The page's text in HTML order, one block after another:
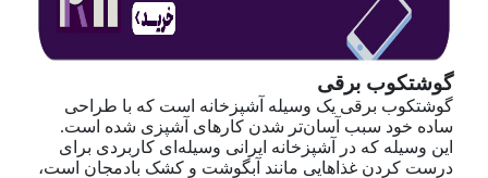
گوشتکوب برقی
گوشتکوب برقی یک وسیله آشپزخانه است که با طراحی
ساده خود سبب آسان‌تر شدن کارهای آشپزی شده است.
این وسیله که در آشپزخانه ایرانی وسیله‌ای کاربردی برای
درست کردن غذاهایی مانند آبگوشت و کشک بادمجان است،